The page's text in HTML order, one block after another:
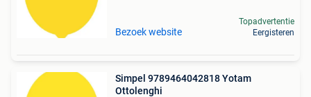
Bezoek website
Topadvertentie
Eergisteren
Simpel 9789464042818 Yotam
Ottolenghi